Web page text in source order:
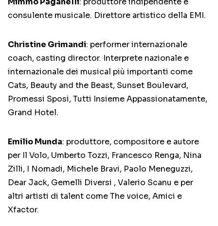
consulente musicale. Direttore artistico della EMI.
Christine Grimandi: performer internazionale
coach, casting director. Interprete nazionale e
internazionale dei musical più importanti come
Cats, Beauty and the Beast, Sunset Boulevard,
Promessi Sposi, Tutti Insieme Appassionatamente,
Grand Hotel.
Emilio Munda: produttore, compositore e autore
per Il Volo, Umberto Tozzi, Francesco Renga, Nina
Zilli, I Nomadi, Michele Bravi, Paolo Meneguzzi,
Dear Jack, Gemelli Diversi , Valerio Scanu e per
altri artisti di talent come The voice, Amici e
Xfactor.